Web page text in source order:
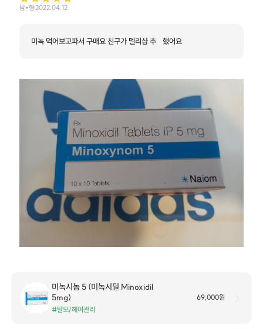
남*형2022.04.12
미녹 먹어보고파서 구매요 친구가 델리샵 추첝했어요
미녹시놈 5 (미녹시딜 Minoxidil
5mg)
#탈모/헤어관리
69,000원